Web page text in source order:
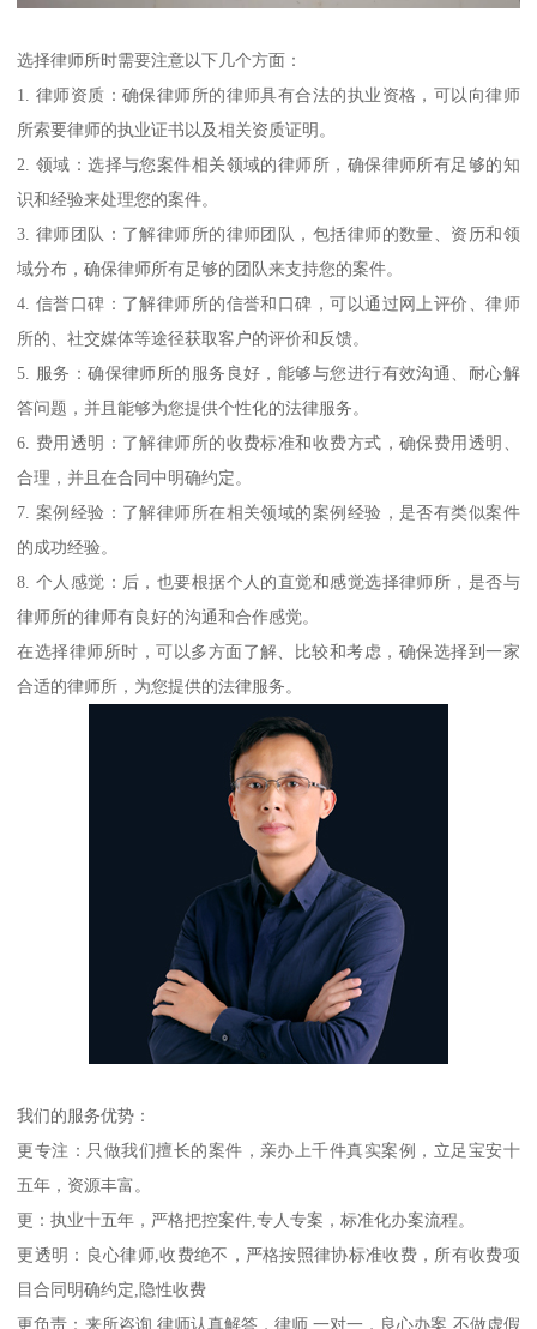
选择律师所时需要注意以下几个方面：
1. 律师资质：确保律师所的律师具有合法的执业资格，可以向律师
所索要律师的执业证书以及相关资质证明。
2. 领域：选择与您案件相关领域的律师所，确保律师所有足够的知
识和经验来处理您的案件。
3. 律师团队：了解律师所的律师团队，包括律师的数量、资历和领
域分布，确保律师所有足够的团队来支持您的案件。
4. 信誉口碑：了解律师所的信誉和口碑，可以通过网上评价、律师
所的、社交媒体等途径获取客户的评价和反馈。
5. 服务：确保律师所的服务良好，能够与您进行有效沟通、耐心解
答问题，并且能够为您提供个性化的法律服务。
6. 费用透明：了解律师所的收费标准和收费方式，确保费用透明、
合理，并且在合同中明确约定。
7. 案例经验：了解律师所在相关领域的案例经验，是否有类似案件
的成功经验。
8. 个人感觉：后，也要根据个人的直觉和感觉选择律师所，是否与
律师所的律师有良好的沟通和合作感觉。
在选择律师所时，可以多方面了解、比较和考虑，确保选择到一家
合适的律师所，为您提供的法律服务。
我们的服务优势：
更专注：只做我们擅长的案件，亲办上千件真实案例，立足宝安十
五年，资源丰富。
更：执业十五年，严格把控案件,专人专案，标准化办案流程。
更透明：良心律师,收费绝不，严格按照律协标准收费，所有收费项
目合同明确约定,隐性收费
更负责：来所咨询,律师认真解答，律师,一对一，良心办案,不做虚假